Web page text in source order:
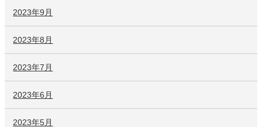
2023年9月
2023年8月
2023年7月
2023年6月
2023年5月